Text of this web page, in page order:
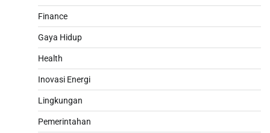
Finance
Gaya Hidup
Health
Inovasi Energi
Lingkungan
Pemerintahan